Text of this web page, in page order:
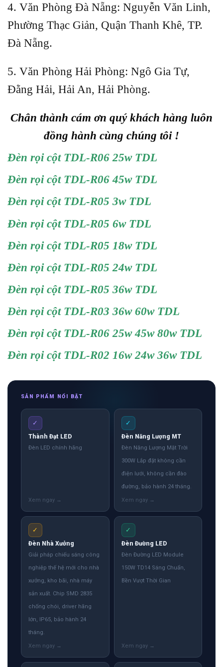
4. Văn Phòng Đà Nẵng: Nguyễn Văn Linh,
Phường Thạc Giản, Quận Thanh Khê, TP.
Đà Nẵng.
5. Văn Phòng Hải Phòng: Ngô Gia Tự,
Đằng Hải, Hải An, Hải Phòng.
Chân thành cám ơn quý khách hàng luôn
đồng hành cùng chúng tôi !
Đèn rọi cột TDL-R06 25w TDL
Đèn rọi cột TDL-R06 45w TDL
Đèn rọi cột TDL-R05 3w TDL
Đèn rọi cột TDL-R05 6w TDL
Đèn rọi cột TDL-R05 18w TDL
Đèn rọi cột TDL-R05 24w TDL
Đèn rọi cột TDL-R05 36w TDL
Đèn rọi cột TDL-R03 36w 60w TDL
Đèn rọi cột TDL-R06 25w 45w 80w TDL
Đèn rọi cột TDL-R02 16w 24w 36w TDL
SẢN PHẨM NỔI BẬT
✓
Thành Đạt LED
Đèn LED chính hãng
✓
Đèn Năng Lượng MT
Đèn Năng Lượng Mặt Trời
300W Lắp đặt không cần
điện lưới, không cần đào
đường, bảo hành 24 tháng.
✓
Đèn Nhà Xưởng
Giải pháp chiếu sáng công
nghiệp thế hệ mới cho nhà
xưởng, kho bãi, nhà máy
sản xuất. Chip SMD 2835
chống chói, driver hãng
lớn, IP65, bảo hành 24
tháng.
✓
Đèn Đường LED
Đèn Đường LED Module
150W TD14 Sáng Chuẩn,
Bền Vượt Thời Gian